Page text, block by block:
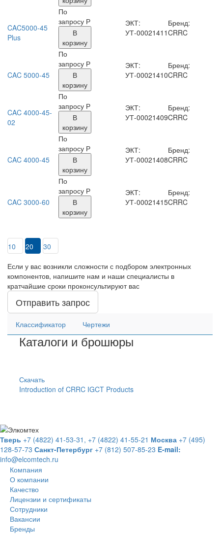
CAC5000-45
Plus
По
запросу Р
В
корзину
ЭКТ:
УТ-00021411
Бренд:
CRRC
CAC 5000-45
По
запросу Р
В
корзину
ЭКТ:
УТ-00021410
Бренд:
CRRC
CAC 4000-45-
02
По
запросу Р
В
корзину
ЭКТ:
УТ-00021409
Бренд:
CRRC
CAC 4000-45
По
запросу Р
В
корзину
ЭКТ:
УТ-00021408
Бренд:
CRRC
CAC 3000-60
По
запросу Р
В
корзину
ЭКТ:
УТ-00021415
Бренд:
CRRC
10 20
30
Если у вас возникли сложности с подбором электронных
компонентов, напишите нам и наши специалисты в
кратчайшие сроки проконсультируют вас
Отправить запрос
Классификатор Чертежи
Каталоги и брошюры
Скачать
Introduction of CRRC IGCT Products
Тверь +7 (4822) 41-53-31, +7 (4822) 41-55-21 Москва +7 (495)
128-57-73 Санкт-Петербург +7 (812) 507-85-23 E-mail:
info@elcomtech.ru
Компания
О компании
Качество
Лицензии и сертификаты
Сотрудники
Вакансии
Бренды